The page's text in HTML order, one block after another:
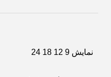
نمایش 9
12
18
24